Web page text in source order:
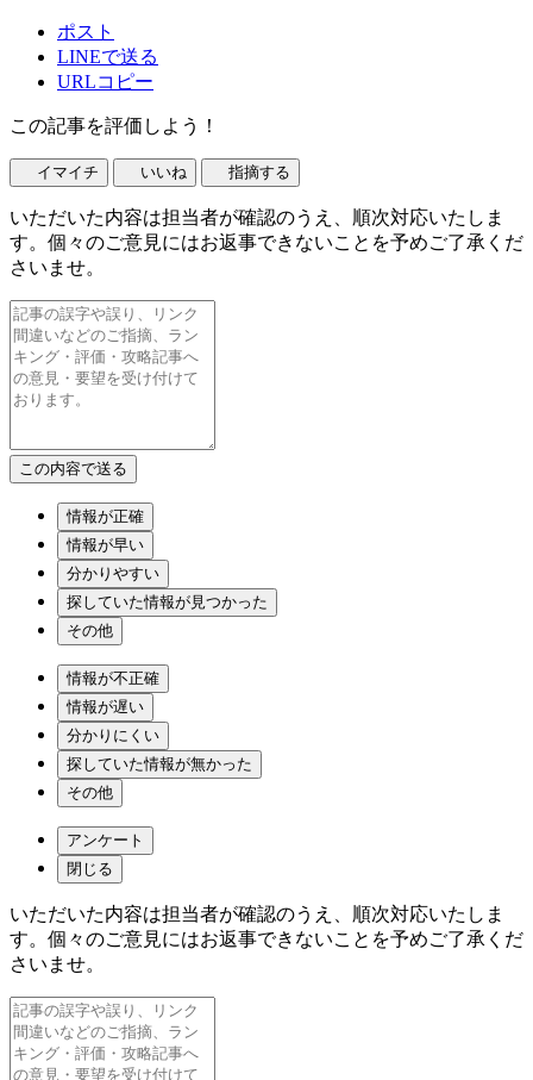
ポスト
LINEで送る
URLコピー
この記事を評価しよう！
イマイチ いいね 指摘する
いただいた内容は担当者が確認のうえ、順次対応いたしま
す。個々のご意見にはお返事できないことを予めご了承くだ
さいませ。
情報が正確
情報が早い
分かりやすい
探していた情報が見つかった
その他
情報が不正確
情報が遅い
分かりにくい
探していた情報が無かった
その他
アンケート
閉じる
いただいた内容は担当者が確認のうえ、順次対応いたしま
す。個々のご意見にはお返事できないことを予めご了承くだ
さいませ。